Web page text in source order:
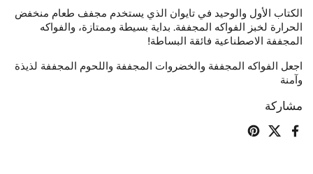
مشاركة
فيسبوكتويتربينترست
الكتاب الأول والوحيد في تايوان الذي يستخدم مجفف طعام منخفض
الحرارة لخبز الفواكه المجففة. بداية بسيطة وممتازة، والفواكه
المجففة الاصطناعية فائقة البساطة!
اجعل الفواكه المجففة والخضروات المجففة واللحوم المجففة لذيذة
وآمنة